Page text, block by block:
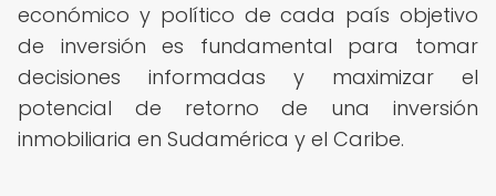
económico y político de cada país objetivo
de inversión es fundamental para tomar
decisiones informadas y maximizar el
potencial de retorno de una inversión
inmobiliaria en Sudamérica y el Caribe.